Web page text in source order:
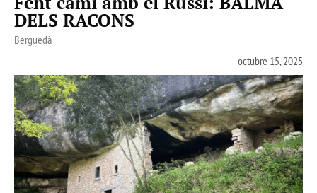
DELS RACONS
Berguedà
octubre 15, 2025